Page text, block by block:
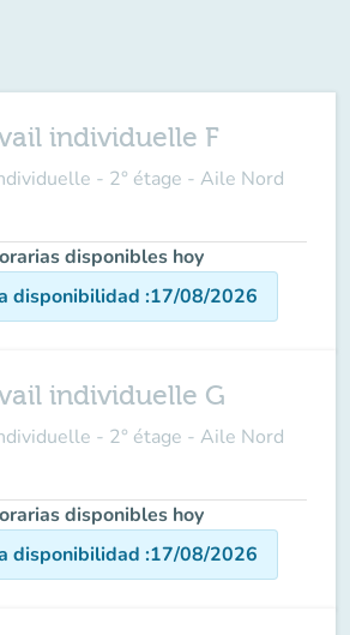
individuelle F
- 2° étage - Aile Nord
disponibles hoy
disponibilidad :17/08/2026
individuelle G
- 2° étage - Aile Nord
disponibles hoy
disponibilidad :17/08/2026